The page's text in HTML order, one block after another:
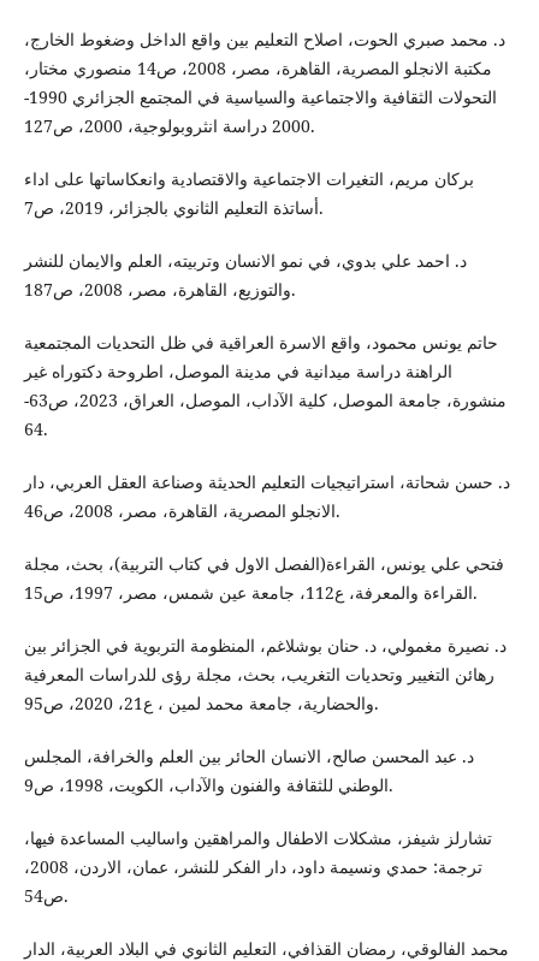
د. محمد صبري الحوت، اصلاح التعليم بين واقع الداخل وضغوط الخارج،
مكتبة الانجلو المصرية، القاهرة، مصر، 2008، ص14 منصوري مختار،
التحولات الثقافية والاجتماعية والسياسية في المجتمع الجزائري 1990-
2000 دراسة انثروبولوجية، 2000، ص127.
بركان مريم، التغيرات الاجتماعية والاقتصادية وانعكاساتها على اداء
أساتذة التعليم الثانوي بالجزائر، 2019، ص7.
د. احمد علي بدوي، في نمو الانسان وتربيته، العلم والايمان للنشر
والتوزيع، القاهرة، مصر، 2008، ص187.
حاتم يونس محمود، واقع الاسرة العراقية في ظل التحديات المجتمعية
الراهنة دراسة ميدانية في مدينة الموصل، اطروحة دكتوراه غير
منشورة، جامعة الموصل، كلية الآداب، الموصل، العراق، 2023، ص63-
64.
د. حسن شحاتة، استراتيجيات التعليم الحديثة وصناعة العقل العربي، دار
الانجلو المصرية، القاهرة، مصر، 2008، ص46.
فتحي علي يونس، القراءة(الفصل الاول في كتاب التربية)، بحث، مجلة
القراءة والمعرفة، ع112، جامعة عين شمس، مصر، 1997، ص15.
د. نصيرة مغمولي، د. حنان بوشلاغم، المنظومة التربوية في الجزائر بين
رهائن التغيير وتحديات التغريب، بحث، مجلة رؤى للدراسات المعرفية
والحضارية، جامعة محمد لمين ، ع21، 2020، ص95.
د. عبد المحسن صالح، الانسان الحائر بين العلم والخرافة، المجلس
الوطني للثقافة والفنون والآداب، الكويت، 1998، ص9.
تشارلز شيفز، مشكلات الاطفال والمراهقين واساليب المساعدة فيها،
ترجمة: حمدي ونسيمة داود، دار الفكر للنشر، عمان، الاردن، 2008،
ص54.
محمد الفالوقي، رمضان القذافي، التعليم الثانوي في البلاد العربية، الدار